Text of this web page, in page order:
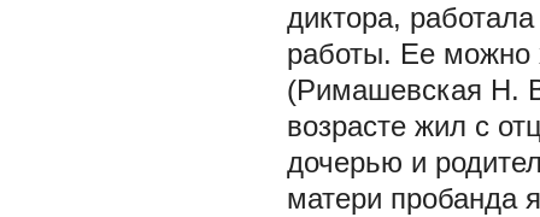
диктора,
работы. Ее можно
(Римашевская Н.
возрасте жил с
дочерью и
матери пробанда